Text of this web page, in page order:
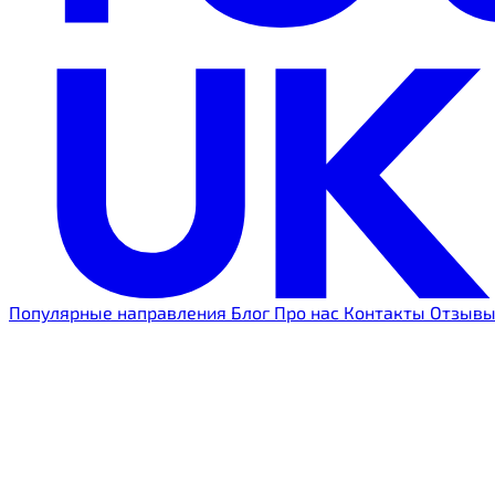
Популярные направления Блог Про нас Контакты Отзывы